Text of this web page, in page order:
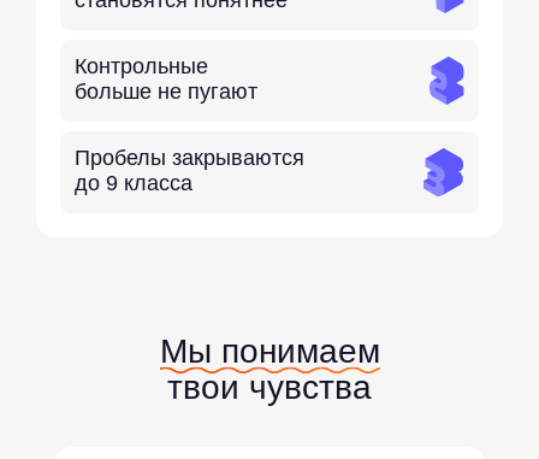
Контрольные
больше не пугают
Пробелы закрываются
до 9 класса
Мы понимаем
твои чувства